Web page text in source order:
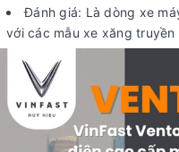
Đánh giá: Là dòng xe
với các mẫu xe xăng truyền